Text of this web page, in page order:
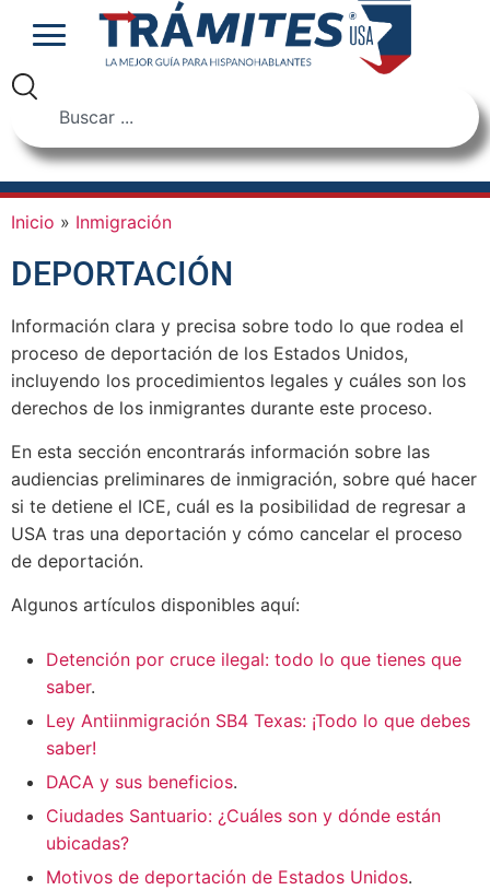
Inicio » Inmigración
DEPORTACIÓN
Información clara y precisa sobre todo lo que rodea el
proceso de deportación de los Estados Unidos,
incluyendo los procedimientos legales y cuáles son los
derechos de los inmigrantes durante este proceso.
En esta sección encontrarás información sobre las
audiencias preliminares de inmigración, sobre qué hacer
si te detiene el ICE, cuál es la posibilidad de regresar a
USA tras una deportación y cómo cancelar el proceso
de deportación.
Algunos artículos disponibles aquí:
Detención por cruce ilegal: todo lo que tienes que
saber.
Ley Antiinmigración SB4 Texas: ¡Todo lo que debes
saber!
DACA y sus beneficios.
Ciudades Santuario: ¿Cuáles son y dónde están
ubicadas?
Motivos de deportación de Estados Unidos.